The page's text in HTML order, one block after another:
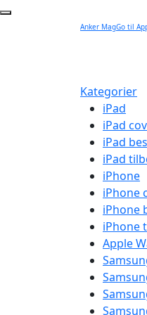
Anker MagGo til
Kategorier
iPad
iPad
iPad
iPad
iPhone
iPhone
iPhone
iPhone
Apple